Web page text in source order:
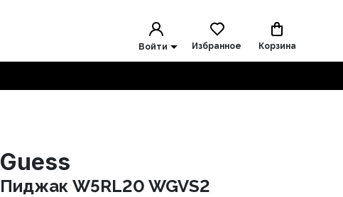
Войти Избранное Корзина
Guess
Пиджак W5RL20 WGVS2